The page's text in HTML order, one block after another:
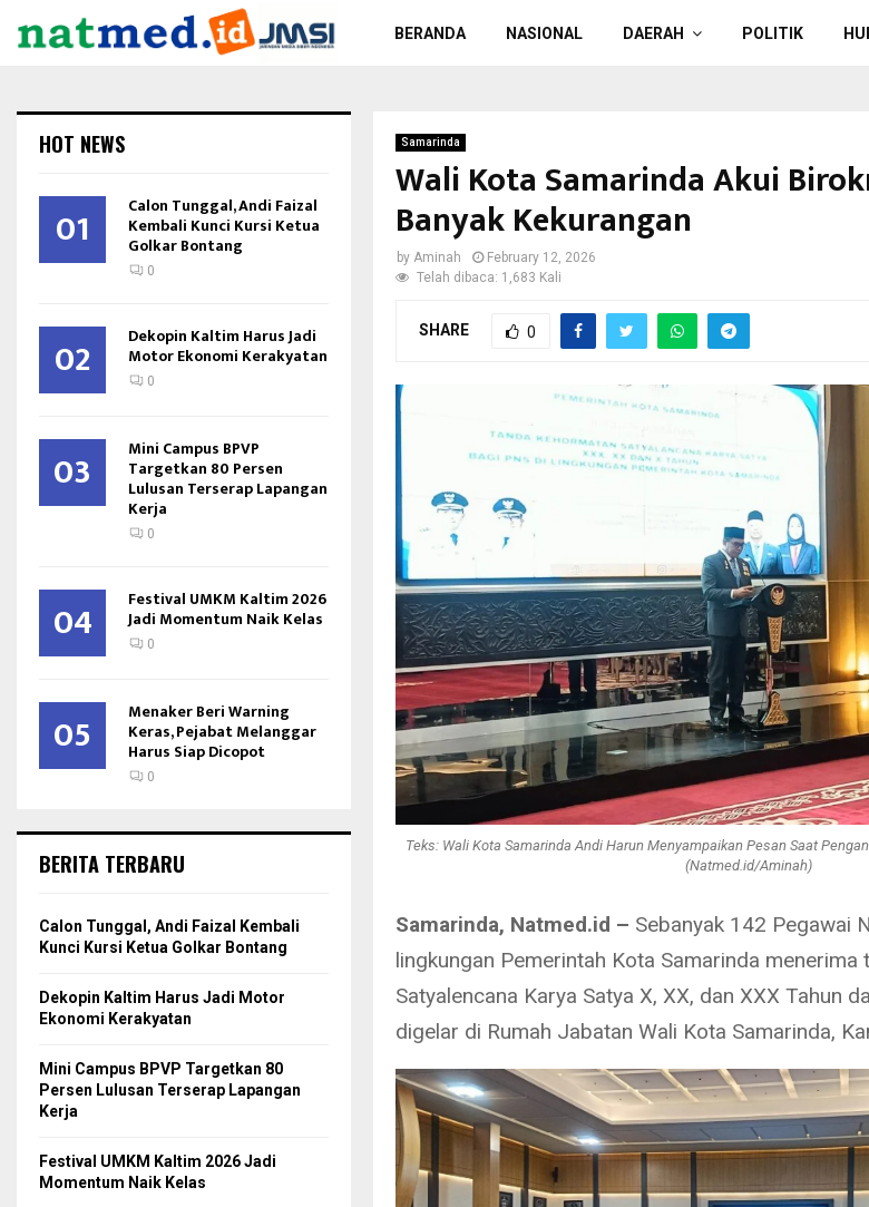
BERANDA NASIONAL DAERAH POLITIK
Samarinda
Wali Kota Samarinda Akui
Banyak Kekurangan
by Aminah
February 12, 2026
Telah dibaca: 1,683 Kali
SHARE 0
Teks: Wali Kota Samarinda Andi Harun Menyampaikan Pesan Saat
(Natmed.id/Aminah)
Samarinda, Natmed.id – Sebanyak 142 Pegawai
lingkungan Pemerintah Kota Samarinda menerima
Satyalencana Karya Satya X, XX, dan XXX Tahun
digelar di Rumah Jabatan Wali Kota Samarinda,
HOT NEWS
01 Calon Tunggal, Andi Faizal
Kembali Kunci Kursi Ketua
Golkar Bontang
0
02 Dekopin Kaltim Harus Jadi
Motor Ekonomi Kerakyatan
0
03 Mini Campus BPVP
Targetkan 80 Persen
Lulusan Terserap Lapangan
Kerja
0
04 Festival UMKM Kaltim 2026
Jadi Momentum Naik Kelas
0
05 Menaker Beri Warning
Keras, Pejabat Melanggar
Harus Siap Dicopot
0
BERITA TERBARU
Calon Tunggal, Andi Faizal Kembali
Kunci Kursi Ketua Golkar Bontang
Dekopin Kaltim Harus Jadi Motor
Ekonomi Kerakyatan
Mini Campus BPVP Targetkan 80
Persen Lulusan Terserap Lapangan
Kerja
Festival UMKM Kaltim 2026 Jadi
Momentum Naik Kelas